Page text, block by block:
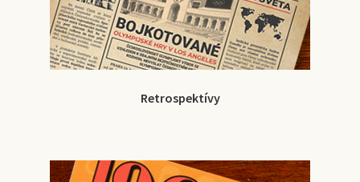
Retrospektívy